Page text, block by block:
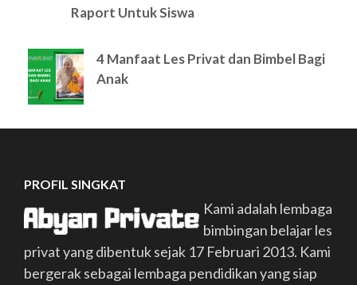
Raport Untuk Siswa
4 Manfaat Les Privat dan Bimbel Bagi
Anak
PROFIL SINGKAT
Kami adalah lembaga
bimbingan belajar les
privat yang dibentuk sejak 17 Februari 2013. Kami
bergerak sebagai lembaga pendidikan yang siap